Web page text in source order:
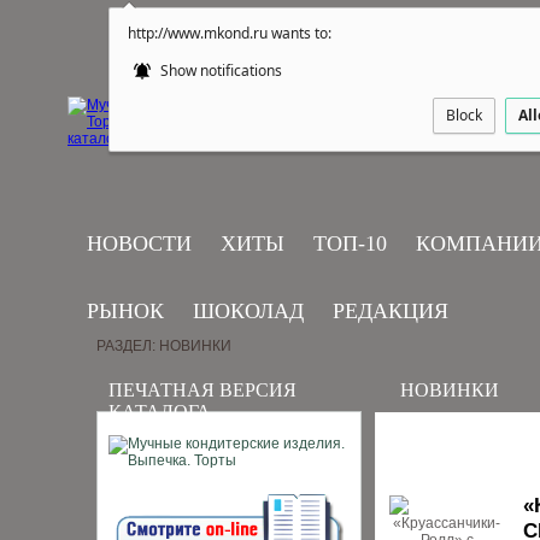
http://www.mkond.ru wants to:
Show notifications
Block
НОВОСТИ ХИТЫ ТОП-10
РЫНОК ШОКОЛАД РЕДАКЦИЯ
ПЕЧАТНАЯ ВЕРСИЯ
КАТАЛОГА
РАЗДЕЛ: НОВИНКИ
НОВИНКИ